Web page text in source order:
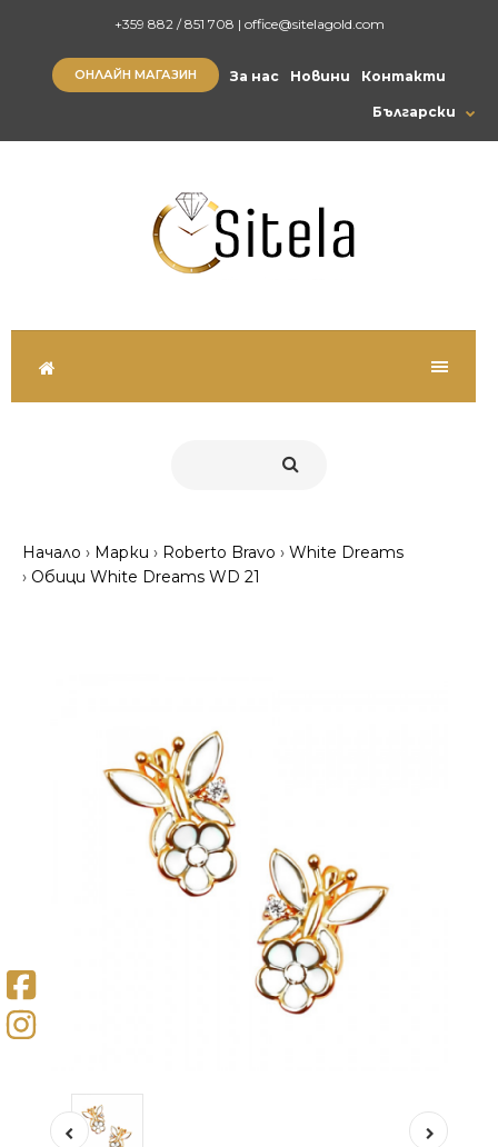
+359 882 / 851 708 | office@sitelagold.com
Български
ОНЛАЙН МАГАЗИН За нас Новини Контакти
Начало Марки Roberto Bravo
White Dreams
Обици White Dreams WD 21